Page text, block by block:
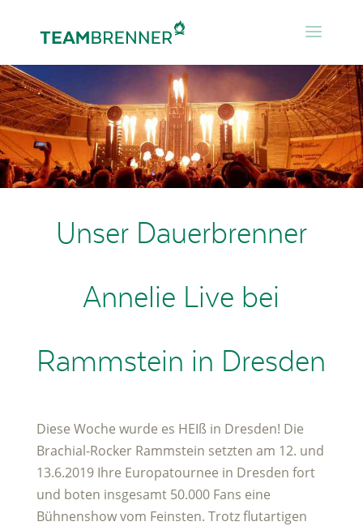
Unser Dauerbrenner
Annelie Live bei
Rammstein in Dresden
Diese Woche wurde es HEIß in Dresden! Die
Brachial-Rocker Rammstein setzten am 12. und
13.6.2019 Ihre Europatournee in Dresden fort
und boten insgesamt 50.000 Fans eine
Bühnenshow vom Feinsten. Trotz flutartigen